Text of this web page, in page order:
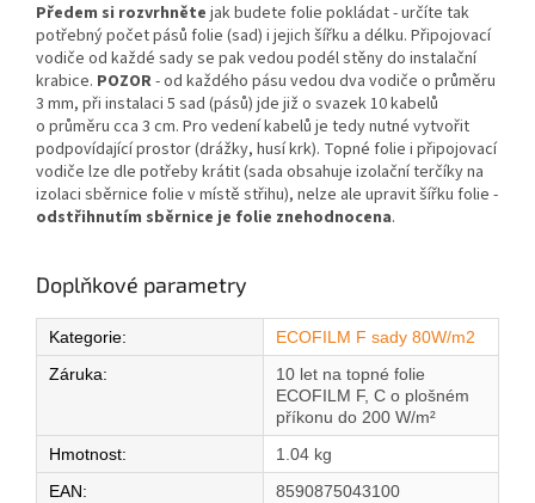
Předem si rozvrhněte jak budete folie pokládat - určíte tak
potřebný počet pásů folie (sad) i jejich šířku a délku. Připojovací
vodiče od každé sady se pak vedou podél stěny do instalační
krabice. POZOR- od každého pásu vedou dva vodiče o průměru
3 mm, při instalaci 5 sad (pásů) jde již o svazek 10 kabelů
o průměru cca 3 cm. Pro vedení kabelů je tedy nutné vytvořit
podpovídající prostor (drážky, husí krk). Topné folie i připojovací
vodiče lze dle potřeby krátit (sada obsahuje izolační terčíky na
izolaci sběrnice folie v místě střihu), nelze ale upravit šířku folie -
odstřihnutím sběrnice je folie znehodnocena.
Doplňkové parametry
Kategorie:
ECOFILM F sady 80W/m2
Záruka:
10 let na topné folie
ECOFILM F, C o plošném
příkonu do 200 W/m²
Hmotnost:
1.04 kg
EAN:
8590875043100